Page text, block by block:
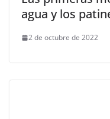
agua y los
2 de octubre de 2022